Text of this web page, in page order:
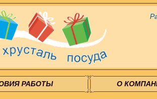
РАБОТЫ О